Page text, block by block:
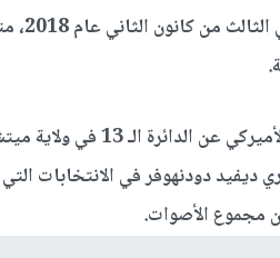
ولاقت
وفازت طليب مرة أخرى بعضوية الكونغرس